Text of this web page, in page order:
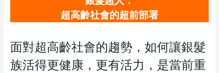
超高齡社會的超前部署
面對超高齡社會的趨勢，如何讓銀髮
族活得更健康，更有活力，是當前重